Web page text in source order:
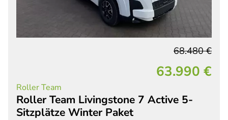
Roller Team
Roller Team Livingstone 7 Active 5-
Sitzplätze Winter Paket
63.990 €
68.480 €